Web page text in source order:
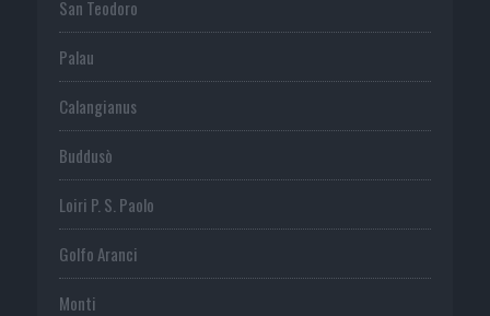
San Teodoro
Palau
Calangianus
Buddusò
Loiri P. S. Paolo
Golfo Aranci
Monti